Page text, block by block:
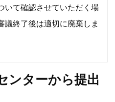
いて確認させていただく場
議終了後は適切に廃棄しま
ンターから提出